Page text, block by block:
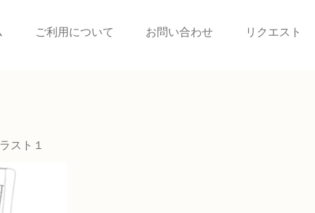
ご利用について お問い合わせ リクエスト
スト１